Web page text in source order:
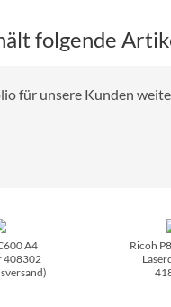
folgende
für unsere Kunden
A4
408302
Ricoh